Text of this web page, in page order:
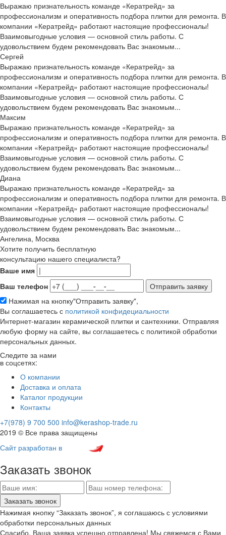
Выражаю признательность команде «Кератрейд» за
профессионализм и оперативность подбора плитки для ремонта. В
компании «Кератрейд» работают настоящие профессионалы!
Взаимовыгодные условия — основной стиль работы. С
удовольствием будем рекомендовать Вас знакомым...
Сергей
Выражаю признательность команде «Кератрейд» за
профессионализм и оперативность подбора плитки для ремонта. В
компании «Кератрейд» работают настоящие профессионалы!
Взаимовыгодные условия — основной стиль работы. С
удовольствием будем рекомендовать Вас знакомым...
Максим
Выражаю признательность команде «Кератрейд» за
профессионализм и оперативность подбора плитки для ремонта. В
компании «Кератрейд» работают настоящие профессионалы!
Взаимовыгодные условия — основной стиль работы. С
удовольствием будем рекомендовать Вас знакомым...
Диана
Выражаю признательность команде «Кератрейд» за
профессионализм и оперативность подбора плитки для ремонта. В
компании «Кератрейд» работают настоящие профессионалы!
Взаимовыгодные условия — основной стиль работы. С
удовольствием будем рекомендовать Вас знакомым...
Ангелина, Москва
Хотите получить бесплатную
консультацию нашего специалиста?
Ваше имя
Ваш телефон
Нажимая на кнопку"Отправить заявку",
Вы соглашаетесь с политикой конфидециальности
Интернет-магазин керамической плитки и сантехники. Отправляя
любую форму на сайте, вы соглашаетесь с политикой обработки
персональных данных.
Следите за нами
в соцсетях:
О компании
Доставка и оплата
Каталог продукции
Контакты
+7(978) 9 700 500 info@kerashop-trade.ru
2019 © Все права защищены
Сайт разработан в
Заказать звонок
Нажимая кнопку “Заказать звонок”, я соглашаюсь с условиями
обработки персональных данных
Спасибо, Ваша заявка успешно отправлена! Мы свяжемся с Вами